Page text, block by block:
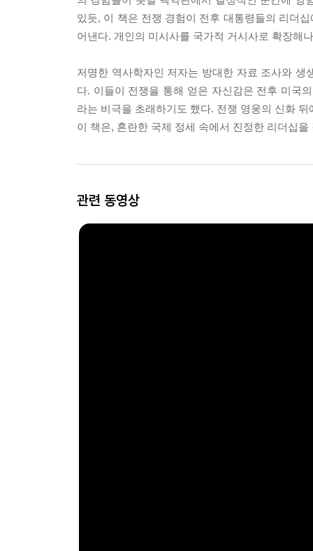
있듯, 이 책은 전쟁 경험이 전후 대통령들의 리더
어낸다. 개인의 미시사를 국가적 거시사로 확장해
저명한 역사학자인 저자는 방대한 자료 조사와 생
다. 이들이 전쟁을 통해 얻은 자신감은 전후 미국
라는 비극을 초래하기도 했다. 전쟁 영웅의 신화
이 책은, 혼란한 국제 정세 속에서 진정한 리더십
관련 동영상